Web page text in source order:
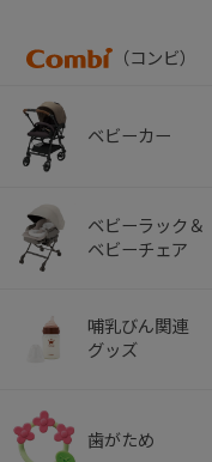
（コンビ）
ベビーカー
ベビーラック＆
ベビーチェア
哺乳びん関連
グッズ
歯がため